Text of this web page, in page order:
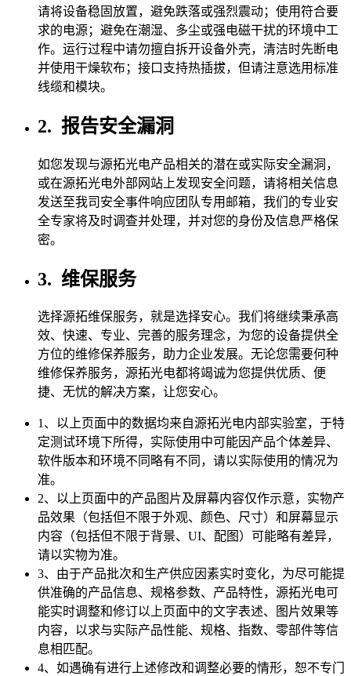
请将设备稳固放置，避免跌落或强烈震动；使用符合要
求的电源；避免在潮湿、多尘或强电磁干扰的环境中工
作。运行过程中请勿擅自拆开设备外壳，清洁时先断电
并使用干燥软布；接口支持热插拔，但请注意选用标准
线缆和模块。
2. 报告安全漏洞
如您发现与源拓光电产品相关的潜在或实际安全漏洞，
或在源拓光电外部网站上发现安全问题，请将相关信息
发送至我司安全事件响应团队专用邮箱，我们的专业安
全专家将及时调查并处理，并对您的身份及信息严格保
密。
3. 维保服务
选择源拓维保服务，就是选择安心。我们将继续秉承高
效、快速、专业、完善的服务理念，为您的设备提供全
方位的维修保养服务，助力企业发展。无论您需要何种
维修保养服务，源拓光电都将竭诚为您提供优质、便
捷、无忧的解决方案，让您安心。
1、以上页面中的数据均来自源拓光电内部实验室，于特
定测试环境下所得，实际使用中可能因产品个体差异、
软件版本和环境不同略有不同，请以实际使用的情况为
准。
2、以上页面中的产品图片及屏幕内容仅作示意，实物产
品效果（包括但不限于外观、颜色、尺寸）和屏幕显示
内容（包括但不限于背景、UI、配图）可能略有差异，
请以实物为准。
3、由于产品批次和生产供应因素实时变化，为尽可能提
供准确的产品信息、规格参数、产品特性，源拓光电可
能实时调整和修订以上页面中的文字表述、图片效果等
内容，以求与实际产品性能、规格、指数、零部件等信
息相匹配。
4、如遇确有进行上述修改和调整必要的情形，恕不专门